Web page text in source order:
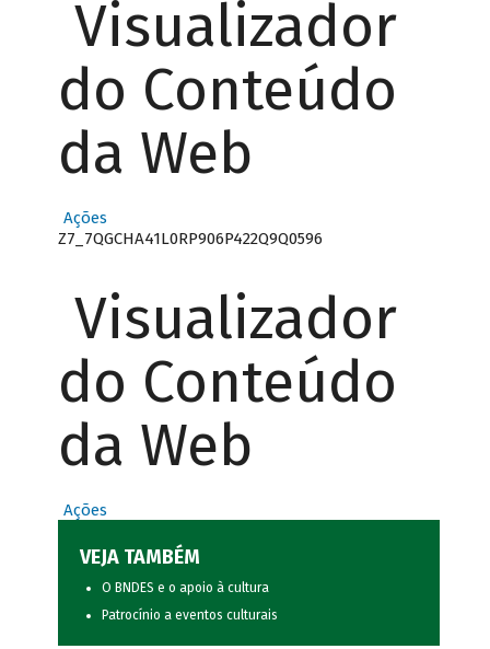
Visualizador
do Conteúdo
da Web
Ações
Z7_7QGCHA41L0RP906P422Q9Q0596
Visualizador
do Conteúdo
da Web
Ações
VEJA TAMBÉM
O BNDES e o apoio à cultura
Patrocínio a eventos culturais